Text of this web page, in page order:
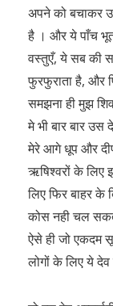
अपने को बचाकर
है । और ये पाँच
वस्तुएँ, ये सब की
फुरफुराता है, और
समझना ही मुझ
मे भी बार बार उस
मेरे आगे धूप और
ऋषिश्वरों के लिए
लिए फिर बाहर के
कोस नही चल
ऐसे ही जो एकदम
लोगों के लिए ये देव